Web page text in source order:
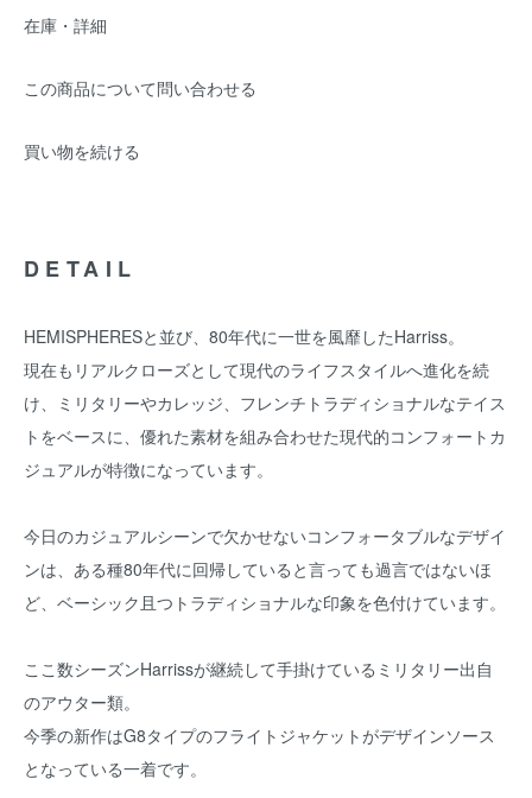
在庫・詳細
この商品について問い合わせる
買い物を続ける
DETAIL
HEMISPHERESと並び、80年代に一世を風靡したHarriss。
現在もリアルクローズとして現代のライフスタイルへ進化を続
け、ミリタリーやカレッジ、フレンチトラディショナルなテイス
トをベースに、優れた素材を組み合わせた現代的コンフォートカ
ジュアルが特徴になっています。
今日のカジュアルシーンで欠かせないコンフォータブルなデザイ
ンは、ある種80年代に回帰していると言っても過言ではないほ
ど、ベーシック且つトラディショナルな印象を色付けています。
ここ数シーズンHarrissが継続して手掛けているミリタリー出自
のアウター類。
今季の新作はG8タイプのフライトジャケットがデザインソース
となっている一着です。